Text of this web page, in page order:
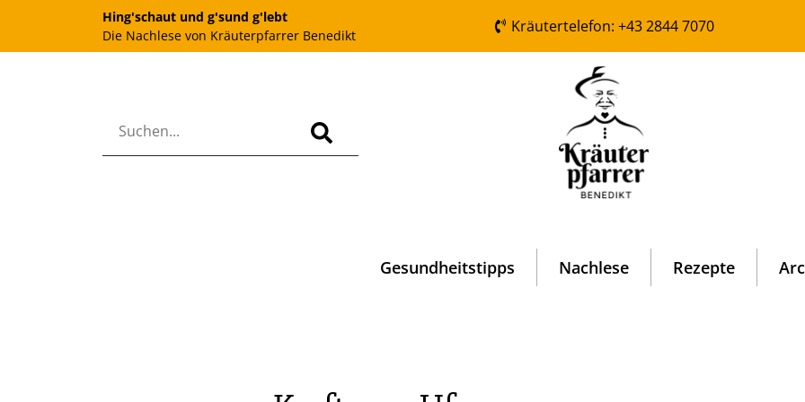
Hing'schaut und g'sund g'lebt
Die Nachlese von Kräuterpfarrer Benedikt
Kräutertelefon: +43 2844 7070
Gesundheitstipps Nachlese Rezepte